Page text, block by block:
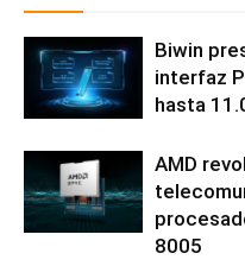
Biwin
interfaz
hasta
AMD
8005